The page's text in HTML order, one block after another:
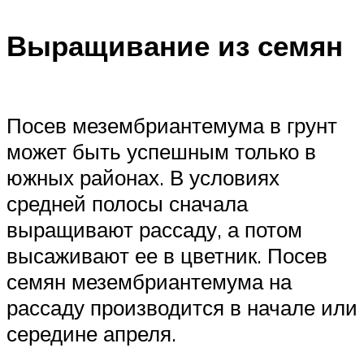
Выращивание из семян
Посев мезембриантемума в грунт
может быть успешным только в
южных районах. В условиях
средней полосы сначала
выращивают рассаду, а потом
высаживают ее в цветник. Посев
семян мезембриантемума на
рассаду производится в начале или
середине апреля.